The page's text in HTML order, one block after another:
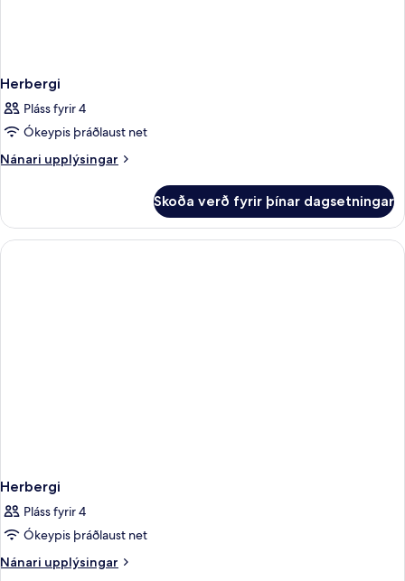
Herbergi
Pláss fyrir 4
Ókeypis þráðlaust net
Nánari upplýsingar
Nánari
Skoða verð fyrir þínar dagsetningar
Herbergi
Pláss fyrir 4
Ókeypis þráðlaust net
Nánari upplýsingar
Nánari